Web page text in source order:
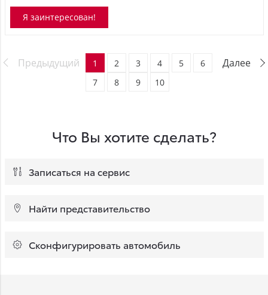
Я заинтересован!
Предыдущий Далее
1 2 3 4 5
6
7
8 9 10
Что Вы хотите сделать?
Записаться на сервис
Найти представительство
Сконфигурировать автомобиль